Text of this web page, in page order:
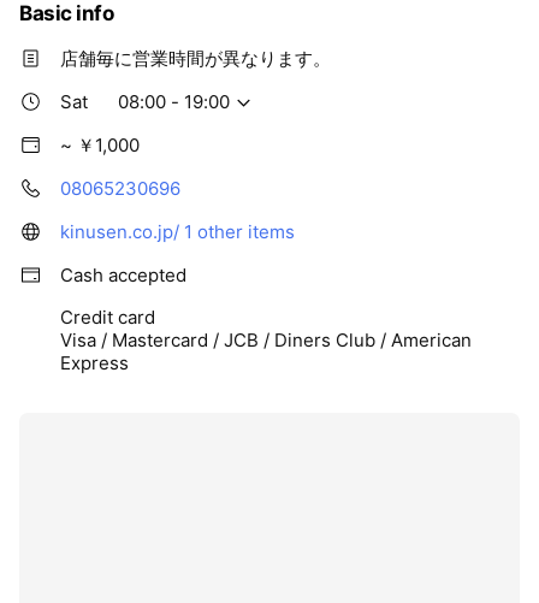
Basic info
店舗毎に営業時間が異なります。
Sat
08:00 - 19:00
~ ￥1,000
08065230696
kinusen.co.jp/ 1 other items
Cash accepted
Credit card
Visa / Mastercard / JCB / Diners Club / American
Express